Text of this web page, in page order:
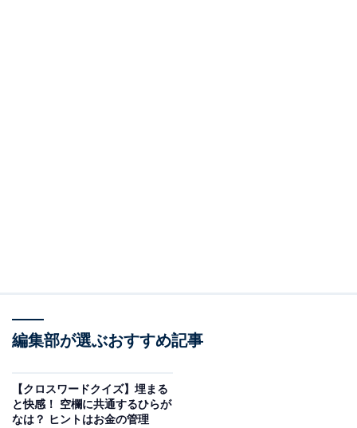
・縦の並び（左）：く ＋ □ ＋ げ
・縦の並び（右）：つ ＋ □ ＋ き
次ページ
編集部が選ぶおすすめ記事
【クロスワードクイズ】埋まる
と快感！ 空欄に共通するひらが
なは？ ヒントはお金の管理